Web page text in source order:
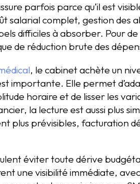
parfois parce qu’il est
salarial complet, gestion des
difficiles à absorber. Pour
de réduction brute des
, le cabinet achète un
importante. Elle permet
horaire et de lisser les
la lecture est aussi plus
plus prévisibles, facturation
éviter toute dérive
une visibilité immédiate,